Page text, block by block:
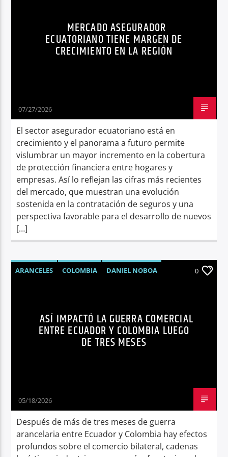
MERCADO ASEGURADOR
ECUATORIANO TIENE MARGEN DE
CRECIMIENTO EN LA REGIÓN
07/27/2026
El sector asegurador ecuatoriano está en
crecimiento y el panorama a futuro permite
vislumbrar un mayor incremento en la cobertura
de protección financiera entre hogares y
empresas. Así lo reflejan las cifras más recientes
del mercado, que muestran una evolución
sostenida en la contratación de seguros y una
perspectiva favorable para el desarrollo de nuevos
[…]
ARANCELES COLOMBIA
DANIEL NOBOA
0
ASÍ IMPACTÓ LA GUERRA COMERCIAL
ENTRE ECUADOR Y COLOMBIA LUEGO
DE TRES MESES
05/18/2026
Después de más de tres meses de guerra
arancelaria entre Ecuador y Colombia hay efectos
profundos sobre el comercio bilateral, cadenas